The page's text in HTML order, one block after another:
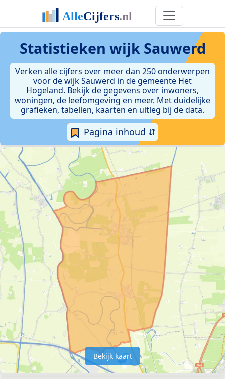
Statistieken wijk Sauwerd
Verken alle cijfers over meer dan 250 onderwerpen
voor de wijk Sauwerd in de gemeente Het
Hogeland. Bekijk de gegevens over inwoners,
woningen, de leefomgeving en meer. Met duidelijke
grafieken, tabellen, kaarten en uitleg bij de data.
Pagina inhoud ⇵
Bekijk kaart